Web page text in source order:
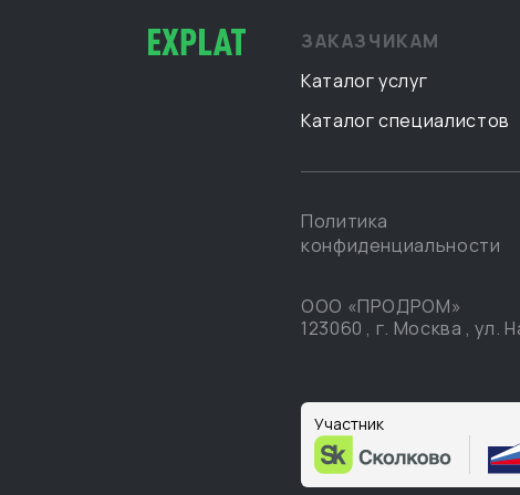
ЗАКАЗЧИКАМ
Каталог услуг
Каталог специалистов
Политика
конфиденциальности
ООО «ПРОДРОМ»
123060 , г. Москва ,ул.
Участник